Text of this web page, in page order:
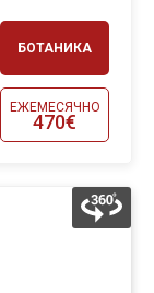
БОТАНИКА
ЕЖЕМЕСЯЧНО
470€